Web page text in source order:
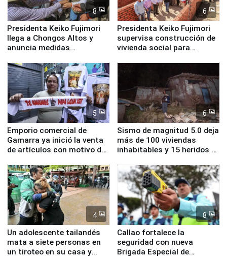
8
Presidenta Keiko Fujimori
llega a Chongos Altos y
anuncia medidas
educación, salud y empleo
6
Presidenta Keiko Fujimori
supervisa construcción de
vivienda social para
5
Emporio comercial de
Gamarra ya inició la venta
de artículos con motivo de
6
Sismo de magnitud 5.0 deja
más de 100 viviendas
inhabitables y 15 heridos en
4
Un adolescente tailandés
mata a siete personas en
un tiroteo en su casa y
8
Callao fortalece la
seguridad con nueva
Brigada Especial de